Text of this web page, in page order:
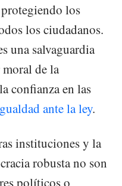
los
los ciudadanos.
una salvaguardia
de la
confianza en las
ante la ley.
instituciones y la
robusta no son
políticos o